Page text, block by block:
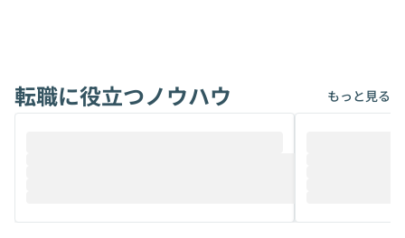
けでなく、想像以上の範囲まで自動化でき
ることは、まだあまり知られていません。
メルカリでの判断基準をもとに「なぜClau
は、評判では
ているAIを選ぶこ
それぞれの本当
転職に役立つノウハウ もっと見る